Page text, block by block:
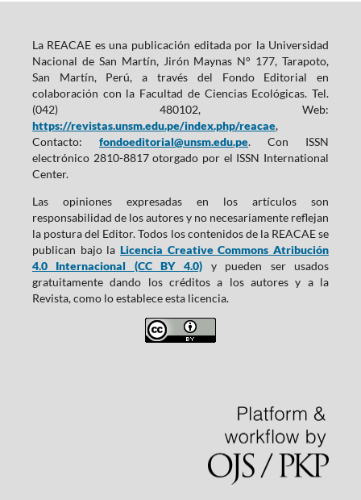
La REACAE es una publicación editada por la Universidad
Nacional de San Martín, Jirón Maynas N° 177, Tarapoto,
San Martín, Perú, a través del Fondo Editorial en
colaboración con la Facultad de Ciencias Ecológicas. Tel.
(042) 480102, Web:
https://revistas.unsm.edu.pe/index.php/reacae,
Contacto: fondoeditorial@unsm.edu.pe. Con ISSN
electrónico 2810-8817 otorgado por el ISSN International
Center.
Las opiniones expresadas en los artículos son
responsabilidad de los autores y no necesariamente reflejan
la postura del Editor. Todos los contenidos de la REACAE se
publican bajo la Licencia Creative Commons Atribución
4.0 Internacional (CC BY 4.0) y pueden ser usados
gratuitamente dando los créditos a los autores y a la
Revista, como lo establece esta licencia.